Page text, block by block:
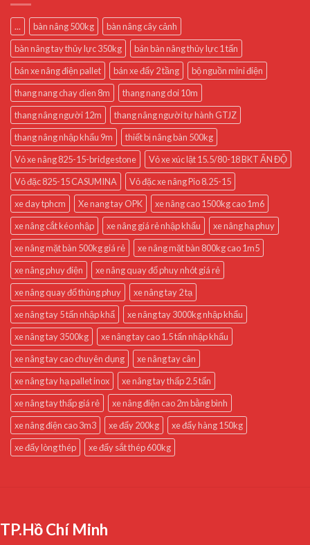
... bàn nâng 500kg
bàn nâng cây cảnh
bàn nâng tay thủy lực 350kg
bán bàn nâng thủy lực 1 tấn
bán xe nâng điện pallet
bán xe đẩy 2 tầng
bộ nguồn mini điện
thang nang chay dien 8m
thang nang doi 10m
thang nâng người 12m
thang nâng người tự hành GTJZ
thang nâng nhập khẩu 9m
thiết bị nâng bàn 500kg
Vỏ xe nâng 825-15-bridgestone
Vỏ xe xúc lật 15.5/80-18 BKT ẤN ĐỘ
Vỏ đặc 825-15 CASUMINA
Vỏ đặc xe nâng Pio 8.25-15
xe day tphcm
Xe nang tay OPK
xe nâng cao 1500kg cao 1m6
xe nâng cắt kéo nhập
xe nâng giá rẻ nhập khẩu
xe nâng hạ phuy
xe nâng mặt bàn 500kg giá rẻ
xe nâng mặt bàn 800kg cao 1m5
xe nâng phuy điện
xe nâng quay đổ phuy nhót giá rẻ
xe nâng quay đổ thùng phuy
xe nâng tay 2 tạ
xe nâng tay 5 tấn nhập khẩ
xe nâng tay 3000kg nhập khẩu
xe nâng tay 3500kg
xe nâng tay cao 1.5 tấn nhập khẩu
xe nâng tay cao chuyên dụng
xe nâng tay cân
xe nâng tay hạ pallet inox
xe nâng tay thấp 2.5 tấn
xe nâng tay thấp giá rẻ
xe nâng điện cao 2m bằng bình
xe nâng điện cao 3m3
xe đẩy 200kg
xe đẩy hàng 150kg
xe đẩy lòng thép
xe đẩy sắt thép 600kg
TP.Hồ Chí Minh